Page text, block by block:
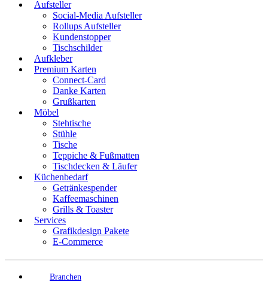
Aufsteller
Social-Media Aufsteller
Rollups Aufsteller
Kundenstopper
Tischschilder
Aufkleber
Premium Karten
Connect-Card
Danke Karten
Grußkarten
Möbel
Stehtische
Stühle
Tische
Teppiche & Fußmatten
Tischdecken & Läufer
Küchenbedarf
Getränkespender
Kaffeemaschinen
Grills & Toaster
Services
Grafikdesign Pakete
E-Commerce
Branchen